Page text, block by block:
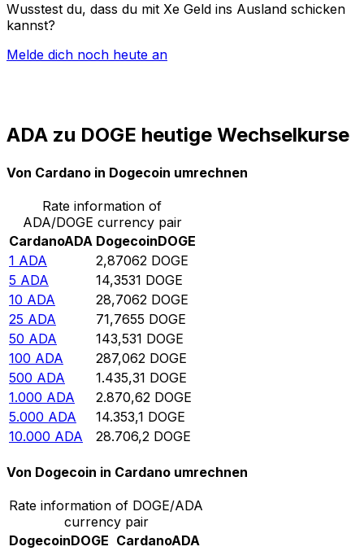
Wusstest du, dass du mit Xe Geld ins Ausland schicken
kannst?
Melde dich noch heute an
ADA zu DOGE heutige Wechselkurse
Von Cardano in Dogecoin umrechnen
Rate information of
ADA/DOGE currency pair
CardanoADA DogecoinDOGE
1 ADA 2,87062 DOGE
5 ADA 14,3531 DOGE
10 ADA 28,7062 DOGE
25 ADA 71,7655 DOGE
50 ADA 143,531 DOGE
100 ADA 287,062 DOGE
500 ADA 1.435,31 DOGE
1.000 ADA 2.870,62 DOGE
5.000 ADA 14.353,1 DOGE
10.000 ADA 28.706,2 DOGE
Von Dogecoin in Cardano umrechnen
Rate information of DOGE/ADA
currency pair
DogecoinDOGE CardanoADA